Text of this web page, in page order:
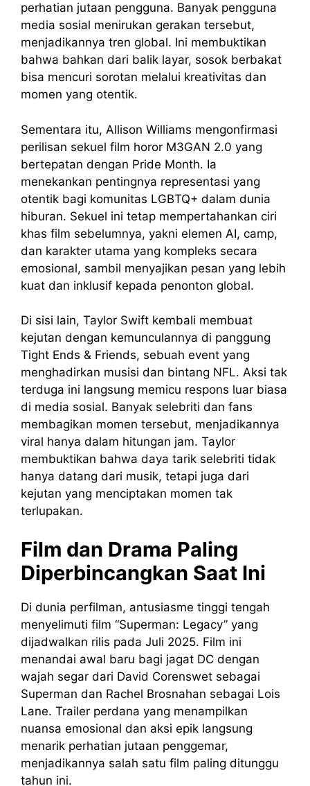
perhatian jutaan pengguna. Banyak pengguna
media sosial menirukan gerakan tersebut,
menjadikannya tren global. Ini membuktikan
bahwa bahkan dari balik layar, sosok berbakat
bisa mencuri sorotan melalui kreativitas dan
momen yang otentik.
Sementara itu, Allison Williams mengonfirmasi
perilisan sekuel film horor M3GAN 2.0 yang
bertepatan dengan Pride Month. Ia
menekankan pentingnya representasi yang
otentik bagi komunitas LGBTQ+ dalam dunia
hiburan. Sekuel ini tetap mempertahankan ciri
khas film sebelumnya, yakni elemen AI, camp,
dan karakter utama yang kompleks secara
emosional, sambil menyajikan pesan yang lebih
kuat dan inklusif kepada penonton global.
Di sisi lain, Taylor Swift kembali membuat
kejutan dengan kemunculannya di panggung
Tight Ends & Friends, sebuah event yang
menghadirkan musisi dan bintang NFL. Aksi tak
terduga ini langsung memicu respons luar biasa
di media sosial. Banyak selebriti dan fans
membagikan momen tersebut, menjadikannya
viral hanya dalam hitungan jam. Taylor
membuktikan bahwa daya tarik selebriti tidak
hanya datang dari musik, tetapi juga dari
kejutan yang menciptakan momen tak
terlupakan.
Film dan Drama Paling
Diperbincangkan Saat Ini
Di dunia perfilman, antusiasme tinggi tengah
menyelimuti film “Superman: Legacy” yang
dijadwalkan rilis pada Juli 2025. Film ini
menandai awal baru bagi jagat DC dengan
wajah segar dari David Corenswet sebagai
Superman dan Rachel Brosnahan sebagai Lois
Lane. Trailer perdana yang menampilkan
nuansa emosional dan aksi epik langsung
menarik perhatian jutaan penggemar,
menjadikannya salah satu film paling ditunggu
tahun ini.